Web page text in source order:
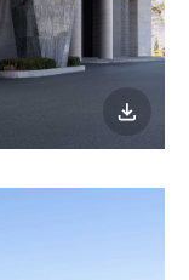
이미지
다운로드